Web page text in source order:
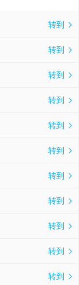
转到 
转到 
转到 
转到 
转到 
转到 
转到 
转到 
转到 
转到 
转到 